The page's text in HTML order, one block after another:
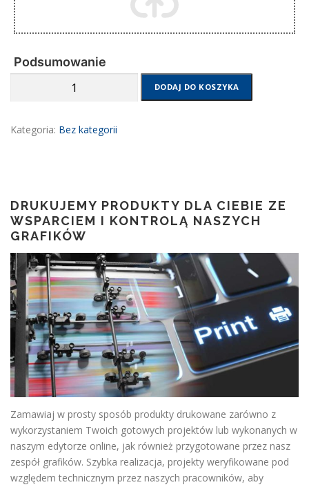
Podsumowanie
OWV
DODAJ DO KOSZYKA
Kategoria: Bez kategorii
DRUKUJEMY PRODUKTY DLA CIEBIE ZE
WSPARCIEM I KONTROLĄ NASZYCH
GRAFIKÓW
Zamawiaj w prosty sposób produkty drukowane zarówno z
wykorzystaniem Twoich gotowych projektów lub wykonanych w
naszym edytorze online, jak również przygotowane przez nasz
zespół grafików. Szybka realizacja, projekty weryfikowane pod
względem technicznym przez naszych pracowników, aby